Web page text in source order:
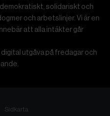
solidariskt och
och arbetslinjer. Vi är en
att alla intäkter går
utgåva på fredagar och
Sidkarta